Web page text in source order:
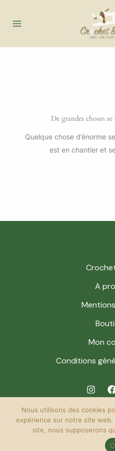
De grandes choses
Quelque chose d’énorme
est en chantier et
A
Mon
Conditions
© 2026 Crochet Blanc.
Nous utilisons des cookies
expérience sur notre site
site, nous supposerons